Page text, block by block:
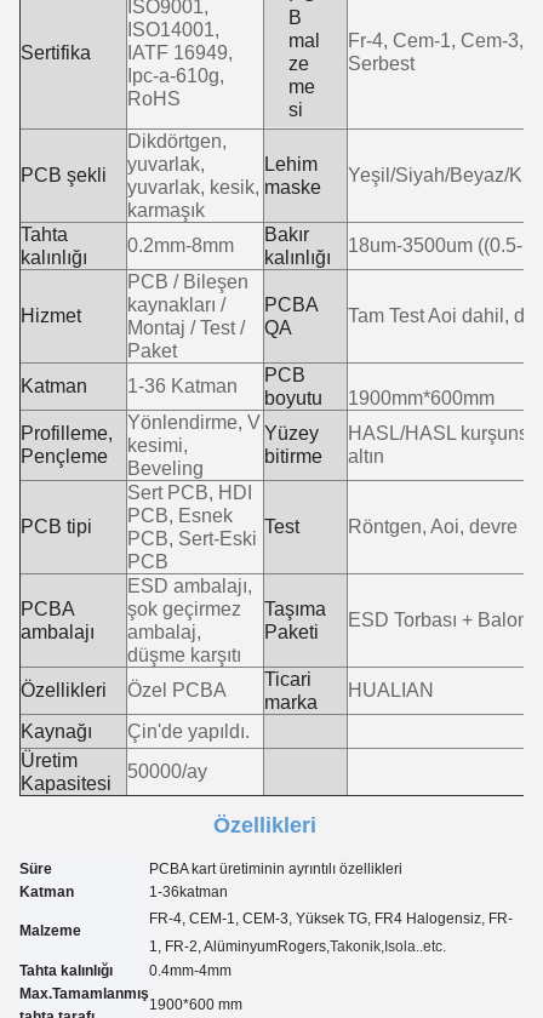
Sertifika
ISO9001,
ISO14001,
IATF 16949,
Ipc-a-610g,
RoHS
B
mal
ze
me
si
Fr-4, Cem-1, Cem-3,
Serbest
PCB şekli
Dikdörtgen,
yuvarlak,
yuvarlak, kesik,
karmaşık
Lehim
maske
Yeşil/Siyah/Beyaz/
Tahta
kalınlığı
0.2mm-8mm
Bakır
kalınlığı
18um-3500um ((0.5-
Hizmet
PCB / Bileşen
kaynakları /
Montaj / Test /
Paket
PCBA
QA
Tam Test Aoi dahil,
Katman 1-36 Katman
PCB
boyutu
1900mm*600mm
Profilleme,
Pençleme
Yönlendirme, V
kesimi,
Beveling
Yüzey
bitirme
HASL/HASL
altın
PCB tipi
Sert PCB, HDI
PCB, Esnek
PCB, Sert-Eski
PCB
Test Röntgen, Aoi, devre
PCBA
ambalajı
ESD ambalajı,
şok geçirmez
ambalaj,
düşme karşıtı
Taşıma
Paketi
ESD Torbası + Balon
Özellikleri Özel PCBA
Ticari
marka
HUALIAN
Kaynağı
Çin'de yapıldı.
Üretim
Kapasitesi
50000/ay
Özellikleri
Süre
PCBA kart üretiminin ayrıntılı özellikleri
Katman
1-36katman
Malzeme
FR-4, CEM-1, CEM-3, Yüksek TG, FR4 Halogensiz, FR-
1, FR-2, AlüminyumRogers, Takonik ,Isola..etc.
Tahta kalınlığı
0.4mm-4mm
Max.Tamamlanmış
1900*600 mm